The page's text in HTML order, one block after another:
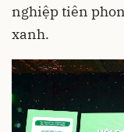
nghiệp tiên
xanh.